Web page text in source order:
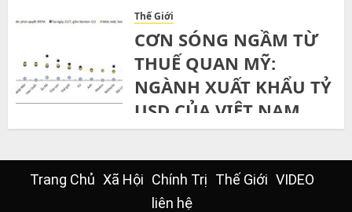
SATURDAY, 1ST AUGUST, 2026
Thế Giới
CƠN SÓNG NGẦM TỪ
THUẾ QUAN MỸ:
NGÀNH XUẤT KHẨU TỶ
USD CỦA VIỆT NAM
ĐỨNG TRƯỚC NGÃ RẼ”
Trang Chủ Xã Hội Chính Trị Thế Giới VIDEO
liên hệ